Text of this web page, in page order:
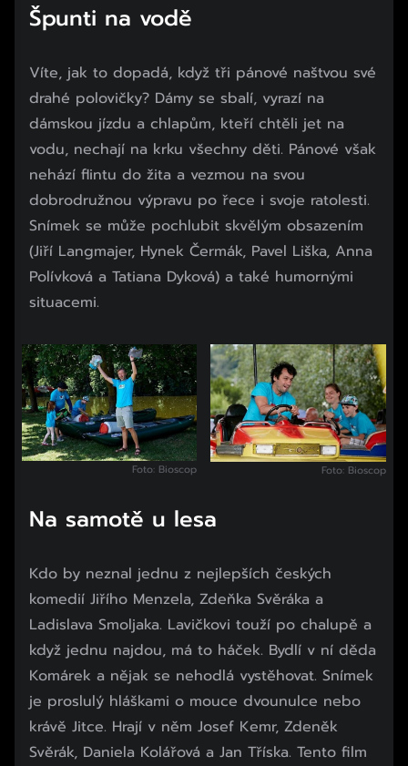
Špunti na vodě
Víte, jak to dopadá, když tři pánové naštvou své
drahé polovičky? Dámy se sbalí, vyrazí na
dámskou jízdu a chlapům, kteří chtěli jet na
vodu, nechají na krku všechny děti. Pánové však
nehází flintu do žita a vezmou na svou
dobrodružnou výpravu po řece i svoje ratolesti.
Snímek se může pochlubit skvělým obsazením
(Jiří Langmajer, Hynek Čermák, Pavel Liška, Anna
Polívková a Tatiana Dyková) a také humornými
situacemi.
Foto: Bioscop Foto: Bioscop
Na samotě u lesa
Kdo by neznal jednu z nejlepších českých
komedií Jiřího Menzela, Zdeňka Svěráka a
Ladislava Smoljaka. Lavičkovi touží po chalupě a
když jednu najdou, má to háček. Bydlí v ní děda
Komárek a nějak se nehodlá vystěhovat. Snímek
je proslulý hláškami o mouce dvounulce nebo
krávě Jitce. Hrají v něm Josef Kemr, Zdeněk
Svěrák, Daniela Kolářová a Jan Tříska. Tento film